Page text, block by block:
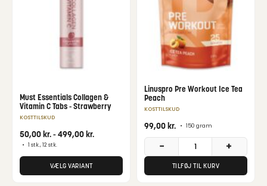
Must Essentials Collagen &
Vitamin C Tabs - Strawberry
KOSTTILSKUD
50,00kr.-499,00kr.
• 1 stk., 12 stk.
VÆLG VARIANT
Linuspro Pre Workout Ice Tea
Peach
KOSTTILSKUD
99,00kr. • 150 gram
− +
TILFØJ TIL KURV